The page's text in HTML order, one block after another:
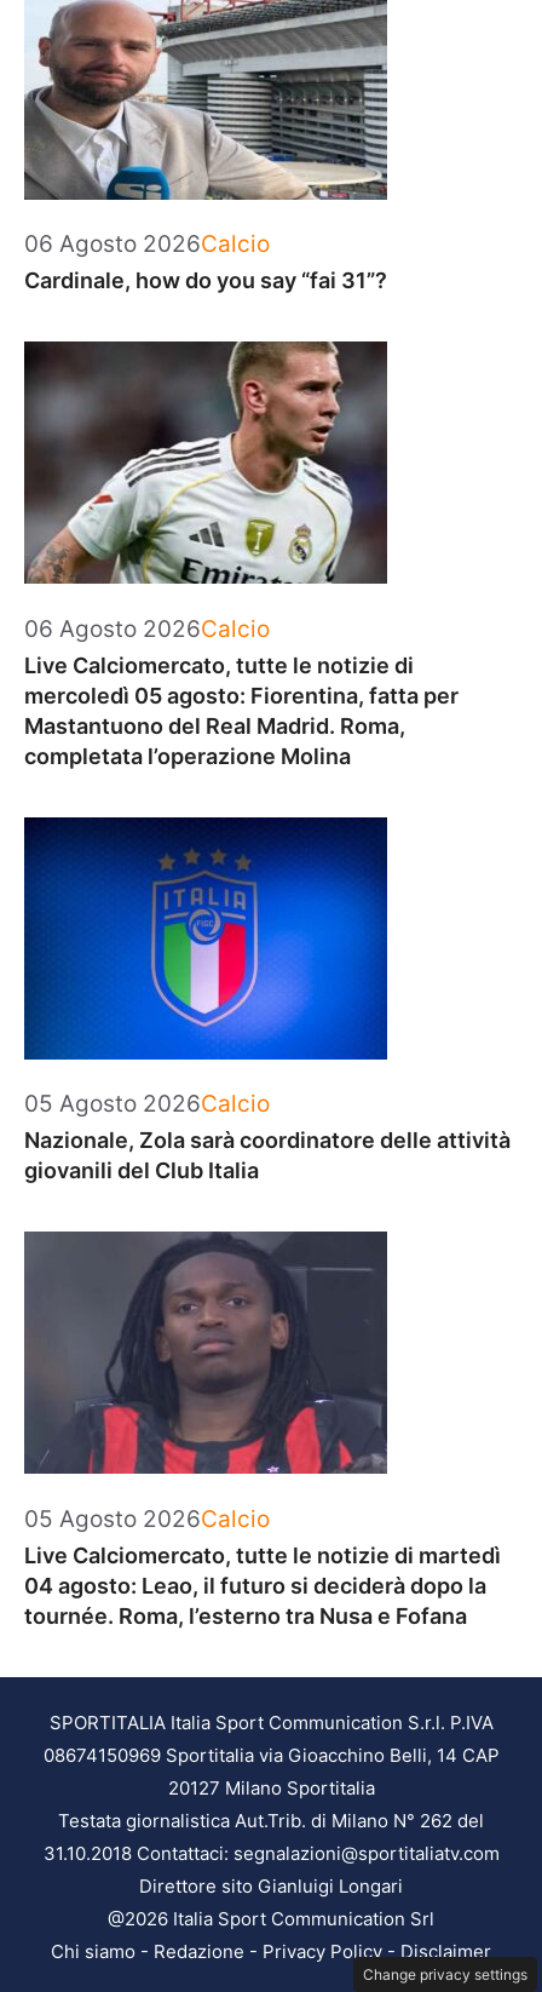
06 Agosto 2026Categorie
Calcio
Cardinale, how do you say “fai 31”?
06 Agosto 2026Categorie
Calcio
Live Calciomercato, tutte le notizie di
mercoledì 05 agosto: Fiorentina, fatta per
Mastantuono del Real Madrid. Roma,
completata l’operazione Molina
05 Agosto 2026Categorie
Calcio
Nazionale, Zola sarà coordinatore delle attività
giovanili del Club Italia
05 Agosto 2026Categorie
Calcio
Live Calciomercato, tutte le notizie di martedì
04 agosto: Leao, il futuro si deciderà dopo la
tournée. Roma, l’esterno tra Nusa e Fofana
SPORTITALIA Italia Sport Communication S.r.l. P.IVA
08674150969 Sportitalia via Gioacchino Belli, 14 CAP
20127 Milano Sportitalia
Testata giornalistica Aut.Trib. di Milano N° 262 del
31.10.2018 Contattaci: segnalazioni@sportitaliatv.com
Direttore sito Gianluigi Longari
@2026 Italia Sport Communication Srl
Chi siamo - Redazione - Privacy Policy - Disclaimer
Change privacy settings